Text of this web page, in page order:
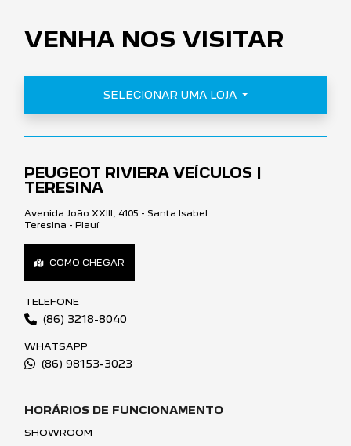
VENHA NOS VISITAR
SELECIONAR UMA LOJA
PEUGEOT RIVIERA VEÍCULOS |
TERESINA
Avenida João XXIII, 4105 - Santa Isabel
Teresina - Piauí
COMO CHEGAR
TELEFONE
(86) 3218-8040
WHATSAPP
(86) 98153-3023
HORÁRIOS DE FUNCIONAMENTO
SHOWROOM